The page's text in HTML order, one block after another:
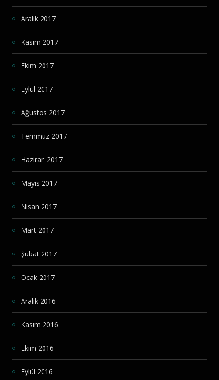
Aralık 2017
Kasım 2017
Ekim 2017
Eylül 2017
Ağustos 2017
Temmuz 2017
Haziran 2017
Mayıs 2017
Nisan 2017
Mart 2017
Şubat 2017
Ocak 2017
Aralık 2016
Kasım 2016
Ekim 2016
Eylül 2016